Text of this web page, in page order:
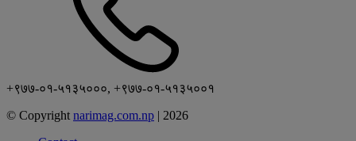
+९७७-०१-५१३५०००, +९७७-०१-५१३५००१
© Copyright narimag.com.np | 2026